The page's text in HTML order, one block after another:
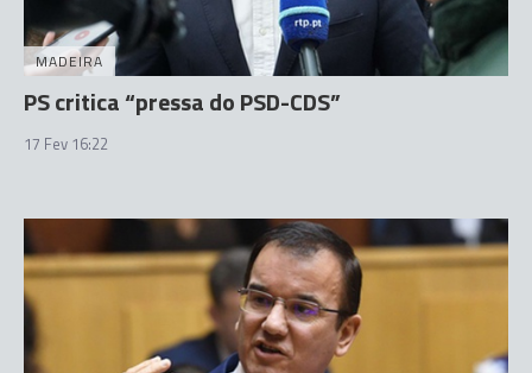
MADEIRA
PS critica “pressa do PSD-CDS”
17 Fev 16:22